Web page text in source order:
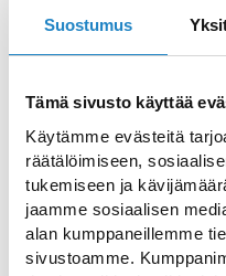
Suostumus
Tämä sivusto käyttää
Käytämme evästeitä
räätälöimiseen,
tukemiseen ja
jaamme sosiaalisen
alan kumppaneillemme
sivustoamme.
HAKU